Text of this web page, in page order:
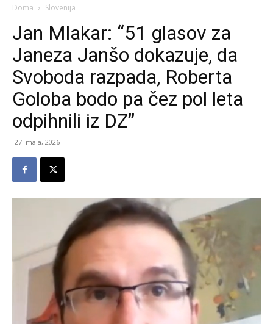
Doma Slovenija
Jan Mlakar: “51 glasov za
Janeza Janšo dokazuje, da
Svoboda razpada, Roberta
Goloba bodo pa čez pol leta
odpihnili iz DZ”
27. maja, 2026